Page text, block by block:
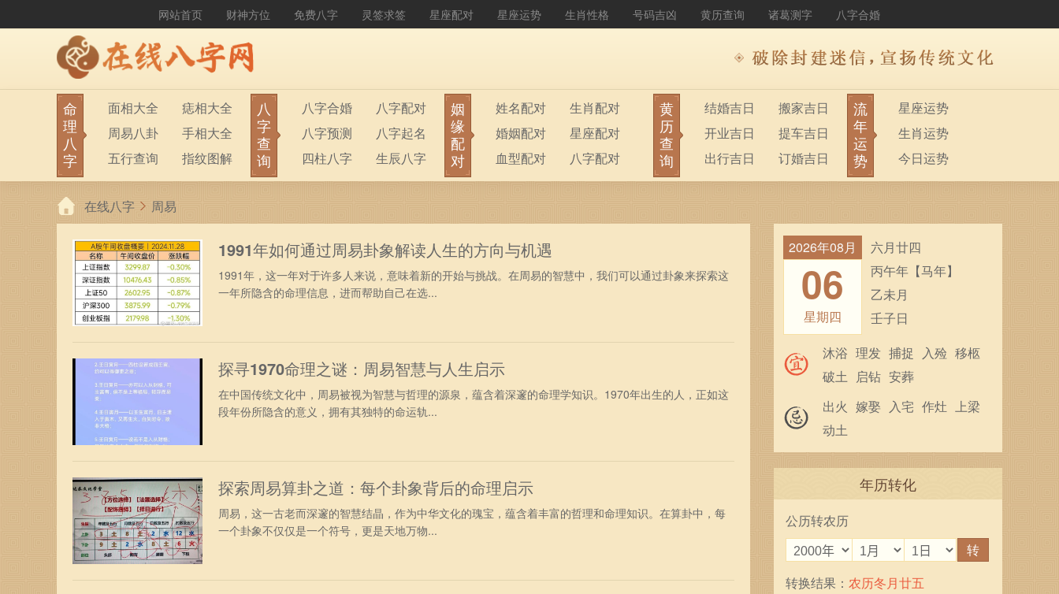
网站首页 财神方位 免费八字 灵签求签 星座配对 星座运势 生肖性格 号码吉凶 黄历查询 诸葛测字 八字合婚
命
理
八
字
面相大全
痣相大全
周易八卦
手相大全
五行查询
指纹图解
生男生女
称骨算命
前世今生
八
字
查
询
八字合婚
八字配对
八字预测
八字起名
四柱八字
生辰八字
六十甲子
八字排盘
姻
缘
配
对
姓名配对
生肖配对
婚姻配对
星座配对
血型配对
八字配对
黄
历
查
询
结婚吉日
搬家吉日
开业吉日
提车吉日
出行吉日
订婚吉日
流
年
运
势
星座运势
生肖运势
今日运势
在线八字 周易
1991年如何通过周易卦象解读人生的方向与机遇
1991年，这一年对于许多人来说，意味着新的开始与挑战。在周易的智慧中，我们可以通过卦象来探索这
一年所隐含的命理信息，进而帮助自己在选...
探寻1970命理之谜：周易智慧与人生启示
在中国传统文化中，周易被视为智慧与哲理的源泉，蕴含着深邃的命理学知识。1970年出生的人，正如这
段年份所隐含的意义，拥有其独特的命运轨...
探索周易算卦之道：每个卦象背后的命理启示
周易，这一古老而深邃的智慧结晶，作为中华文化的瑰宝，蕴含着丰富的哲理和命理知识。在算卦中，每
一个卦象不仅仅是一个符号，更是天地万物...
2026年08月
06
星期四
六月廿四
丙午年【马年】
乙未月
壬子日
沐浴 理发 捕捉 入殓 移柩
破土 启钻 安葬
出火 嫁娶 入宅 作灶 上梁
动土
年历转化
公历转农历
转
转换结果： 农历冬月廿五